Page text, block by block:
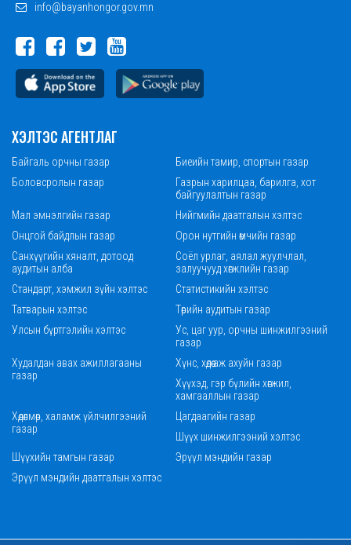
info@bayanhongor.gov.mn
ХЭЛТЭС АГЕНТЛАГ
Байгаль орчны газар
Биеийн тамир, спортын газар
Боловсролын газар
Газрын харилцаа, барилга, хот
байгуулалтын газар
Мал эмнэлгийн газар
Нийгмийн даатгалын хэлтэс
Онцгой байдлын газар
Орон нутгийн өмчийн газар
Санхүүгийн хяналт, дотоод
аудитын алба
Соёл урлаг, аялал жуулчлал,
залуучууд хөгжлийн газар
Стандарт, хэмжил зүйн хэлтэс
Статистикийн хэлтэс
Татварын хэлтэс
Төрийн аудитын газар
Улсын бүртгэлийн хэлтэс
Ус, цаг уур, орчны шинжилгээний
газар
Худалдан авах ажиллагааны
газар
Хүнс, хөдөө аж ахуйн газар
Хүүхэд, гэр бүлийн хөгжил,
хамгааллын газар
Хөдөлмөр, халамж үйлчилгээний
газар
Цагдаагийн газар
Шүүх шинжилгээний хэлтэс
Шүүхийн тамгын газар
Эрүүл мэндийн газар
Эрүүл мэндийн даатгалын хэлтэс